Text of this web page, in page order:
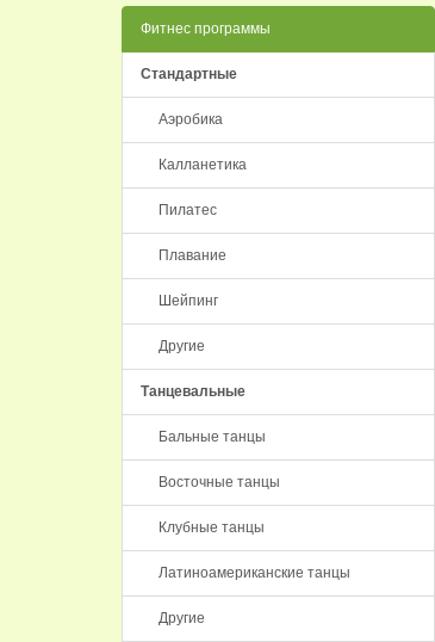
Фитнес программы
Стандартные
Аэробика
Калланетика
Пилатес
Плавание
Шейпинг
Другие
Танцевальные
Бальные танцы
Восточные танцы
Клубные танцы
Латиноамериканские танцы
Другие